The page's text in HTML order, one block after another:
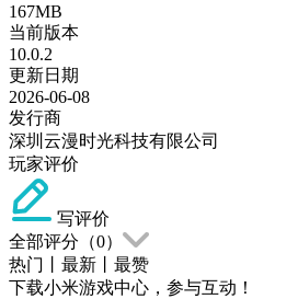
167MB
当前版本
10.0.2
更新日期
2026-06-08
发行商
深圳云漫时光科技有限公司
玩家评价
写评价
全部评分（0）
热门
最新
最赞
下载小米游戏中心，参与互动！